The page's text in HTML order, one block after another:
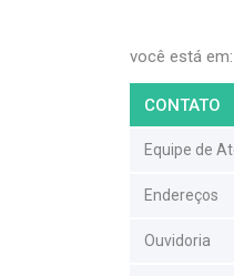
você está em:
CONTATO
Equipe de
Endereços
Ouvidoria